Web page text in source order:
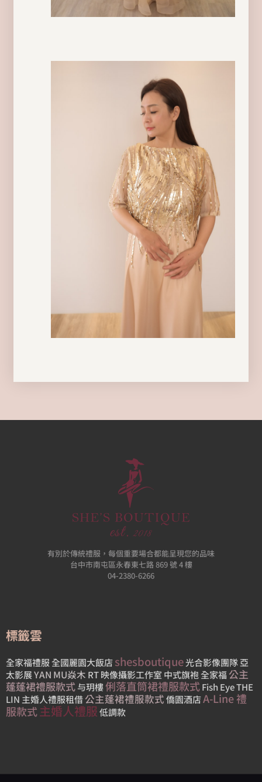
有別於傳統禮服，每個重要場合都能呈現您的品味
台中市南屯區永春東七路 869 號 4 樓
04-2380-6266
標籤雲
全家福禮服 全國麗園大飯店shesboutique光合影像團隊亞
太影展YAN MU焱木 RT 映像攝影工作室 中式旗袍全家福公主
蓬蓬裙禮服款式与玥樓俐落直筒裙禮服款式Fish EyeTHE
LIN 主婚人禮服租借公主蓬裙禮服款式僑園酒店A-Line 禮
服款式主婚人禮服低調款